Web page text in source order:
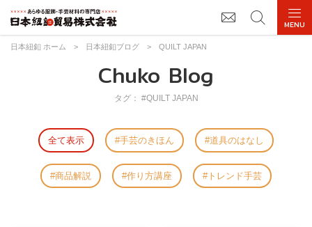
日本紐釦 ホーム > 日本紐釦ブログ > QUILT JAPAN
Chuko Blog
タグ： #QUILT JAPAN
全て表示 手芸のきほん 道具のはなし
商品解説 作り方講座 トレンド手芸